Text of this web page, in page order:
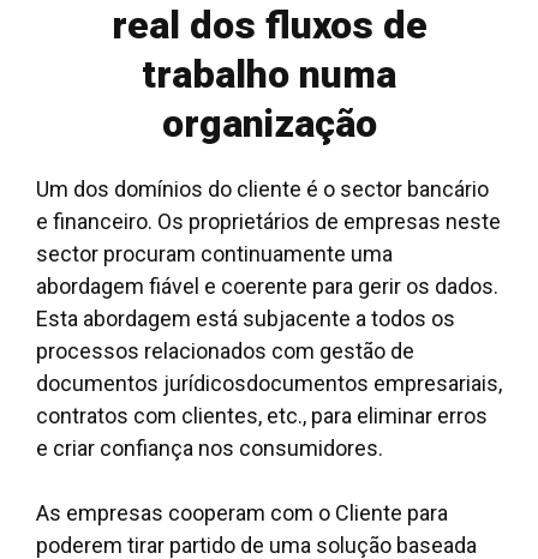
real dos fluxos de
trabalho numa
organização
Um dos domínios do cliente é o sector bancário
e financeiro. Os proprietários de empresas neste
sector procuram continuamente uma
abordagem fiável e coerente para gerir os dados.
Esta abordagem está subjacente a todos os
processos relacionados com gestão de
documentos jurídicosdocumentos empresariais,
contratos com clientes, etc., para eliminar erros
e criar confiança nos consumidores.
As empresas cooperam com o Cliente para
poderem tirar partido de uma solução baseada